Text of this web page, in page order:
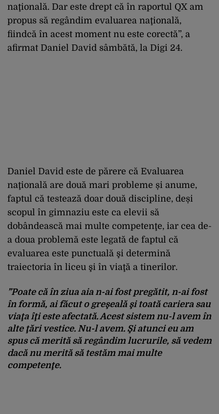
naţională. Dar este drept că în raportul QX am
propus să regândim evaluarea naţională,
fiindcă în acest moment nu este corectă”, a
afirmat Daniel David sâmbătă, la Digi 24.
Daniel David este de părere că Evaluarea
naţională are două mari probleme și anume,
faptul că testează doar două discipline, deși
scopul în gimnaziu este ca elevii să
dobândească mai multe competenţe, iar cea de-
a doua problemă este legată de faptul că
evaluarea este punctuală şi determină
traiectoria în liceu şi în viaţă a tinerilor.
”Poate că în ziua aia n-ai fost pregătit, n-ai fost
în formă, ai făcut o greşeală şi toată cariera sau
viaţa îţi este afectată. Acest sistem nu-l avem în
alte ţări vestice. Nu-l avem. Şi atunci eu am
spus că merită să regândim lucrurile, să vedem
dacă nu merită să testăm mai multe
competenţe.